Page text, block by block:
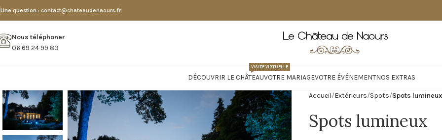
Une question : contact@chateaudenaours.fr
Nous téléphoner
06 69 24 99 83
DÉCOUVRIR LE CHÂTEAU
VISITE VIRTUELLE
VOTRE MARIAGEVOTRE ÉVÉNEMENTNOS EXTRAS
Accueil Extérieurs Spots Spots lumineux
Spots lumineux